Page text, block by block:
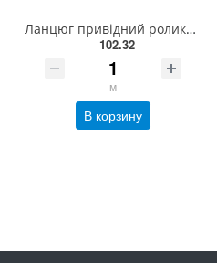
Ланцюг привідний роликовий ПР-9,525-910, ISO 06B-1(5,01м)
102.32
м
В корзину